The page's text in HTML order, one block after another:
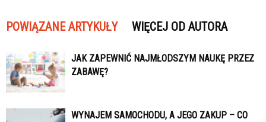
POWIĄZANE ARTYKUŁY WIĘCEJ OD AUTORA
JAK ZAPEWNIĆ NAJMŁODSZYM NAUKĘ PRZEZ
ZABAWĘ?
WYNAJEM SAMOCHODU, A JEGO ZAKUP – CO